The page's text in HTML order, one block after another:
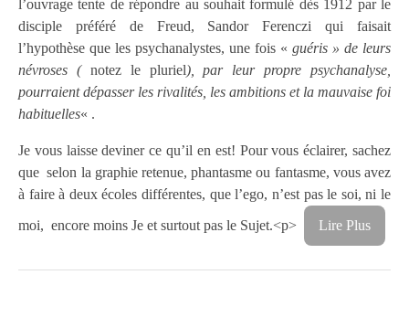
l’ouvrage tente de répondre au souhait formulé dès 1912 par le
disciple préféré de Freud, Sandor Ferenczi qui faisait
l’hypothèse que les psychanalystes, une fois « guéris » de leurs
névroses (notez le pluriel), par leur propre psychanalyse,
pourraient dépasser les rivalités, les ambitions et la mauvaise foi
habituelles« .
Je vous laisse deviner ce qu’il en est! Pour vous éclairer, sachez
que selon la graphie retenue, phantasme ou fantasme, vous avez
à faire à deux écoles différentes, que l’ego, n’est pas le soi, ni le
moi, encore moins Je et surtout pas le Sujet.<p>
Lire Plus